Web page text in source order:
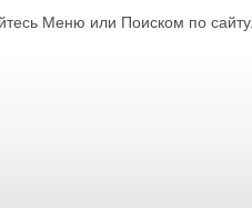
Меню или Поиском по сайту.